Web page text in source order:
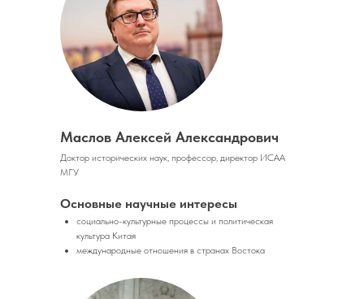
Маслов Алексей Александрович
Доктор исторических наук, профессор, директор ИСАА
МГУ
Основные научные интересы
социально-культурные процессы и политическая
культура Китая
международные отношения в странах Востока